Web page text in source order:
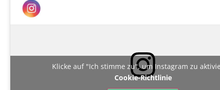
Klicke auf "Ich stimme zu", um Instagram zu
Cookie-Richtlinie